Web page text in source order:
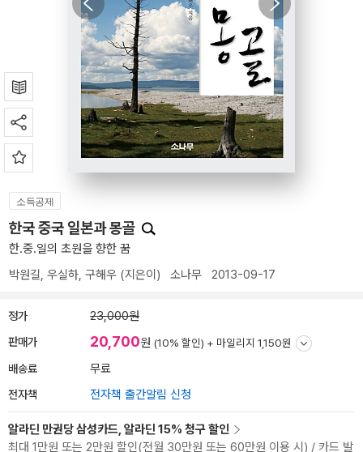
소득공제
한국 중국 일본과 몽골
한.중.일의 초원을 향한 꿈
박원길, 우실하, 구해우 (지은이) 소나무 2013-09-17
정가 23,000원
판매가 20,700원 (10% 할인) + 마일리지 1,150원
배송료 무료
전자책 전자책 출간알림 신청
알라딘 만권당 삼성카드, 알라딘 15% 청구 할인
최대 1만원 또는 2만원 할인(전월 30만원 또는 60만원 이용 시) / 카드 발